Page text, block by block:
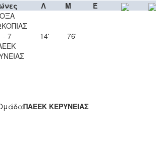
Λ Μ
Έ
- 7
14' 76'
ΠΑΕΕΚ ΚΕΡΥΝΕΙΑΣ